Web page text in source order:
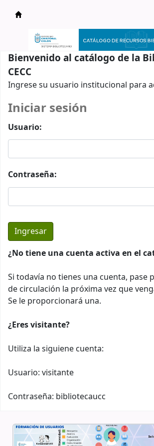
Catálogo en línea
Bienvenido al catálogo de la
CECC
Ingrese su usuario institucional para
Iniciar sesión
Usuario:
Contraseña:
¿No tiene una cuenta activa en el
Si todavía no tienes una cuenta, pase
de circulación la próxima vez que
Se le proporcionará una.
¿Eres visitante?
Utiliza la siguiene cuenta:
Usuario: visitante
Contraseña: bibliotecaucc